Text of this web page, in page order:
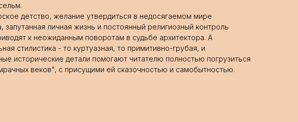
детство, желание утвердиться в недосягаемом мире
запутанная личная жизнь и постоянный религиозный контроль
к неожиданным поворотам в судьбе архитектора. А
стилистика - то куртуазная, то примитивно-грубая, и
исторические детали помогают читателю полностью погрузиться
веков", с присущими ей сказочностью и самобытностью.